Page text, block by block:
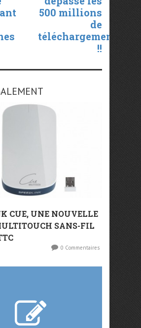
500 millions
de
téléchargements
!!
CUE, UNE NOUVELLE
SANS-FIL
0 Commentaires